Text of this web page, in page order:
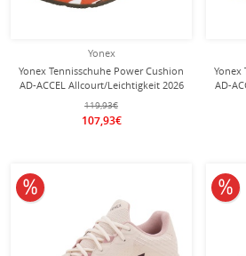
Yonex
Yonex Tennisschuhe Power Cushion
AD-ACCEL Allcourt/Leichtigkeit 2026
weiss/orange Damen
119,93€
107,93€
Yonex
AD-
10% reduziert